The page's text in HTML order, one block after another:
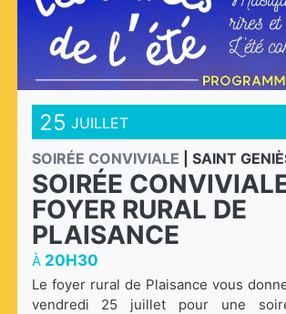
25 JUILLET
SOIRÉE CONVIVIALE
SAINT GENIÈS DE
SOIRÉE
FOYER RURAL DE
PLAISANCE
À 20H30
Le foyer rural de Plaisance vous
vendredi 25 juillet pour une